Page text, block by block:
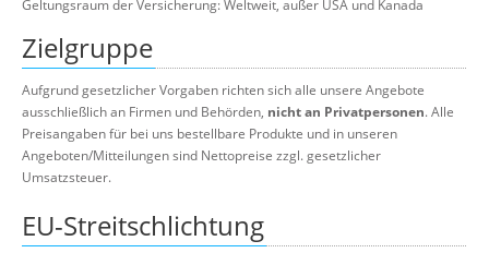
Geltungsraum der Versicherung: Weltweit, außer USA und Kanada
Zielgruppe
Aufgrund gesetzlicher Vorgaben richten sich alle unsere Angebote
ausschließlich an Firmen und Behörden, nicht an Privatpersonen. Alle
Preisangaben für bei uns bestellbare Produkte und in unseren
Angeboten/Mitteilungen sind Nettopreise zzgl. gesetzlicher
Umsatzsteuer.
EU-Streitschlichtung